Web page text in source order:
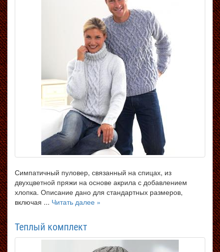
Симпатичный пуловер, связанный на спицах, из
двухцветной пряжи на основе акрила с добавлением
хлопка. Описание дано для стандартных размеров,
включая ... Читать далее »
Теплый комплект